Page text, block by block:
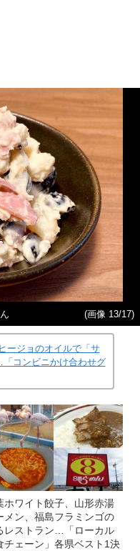
(画像 13/17)
ージョのオイルで「サ
コンビニかけ合わせグ
ホワイト餃子、山形赤湯
メン、福島フラミンゴの
レストラン…「ローカル
チェーン」各県ベスト1決